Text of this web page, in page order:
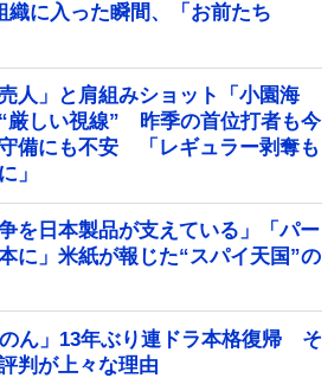
織に入った瞬間、「お前たち
人」と肩組みショット「小園海
厳しい視線” 昨季の首位打者も今
備にも不安 「レギュラー剥奪も
」
を日本製品が支えている」「パー
に」米紙が報じた“スパイ天国”の
ん」13年ぶり連ドラ本格復帰 そ
判が上々な理由